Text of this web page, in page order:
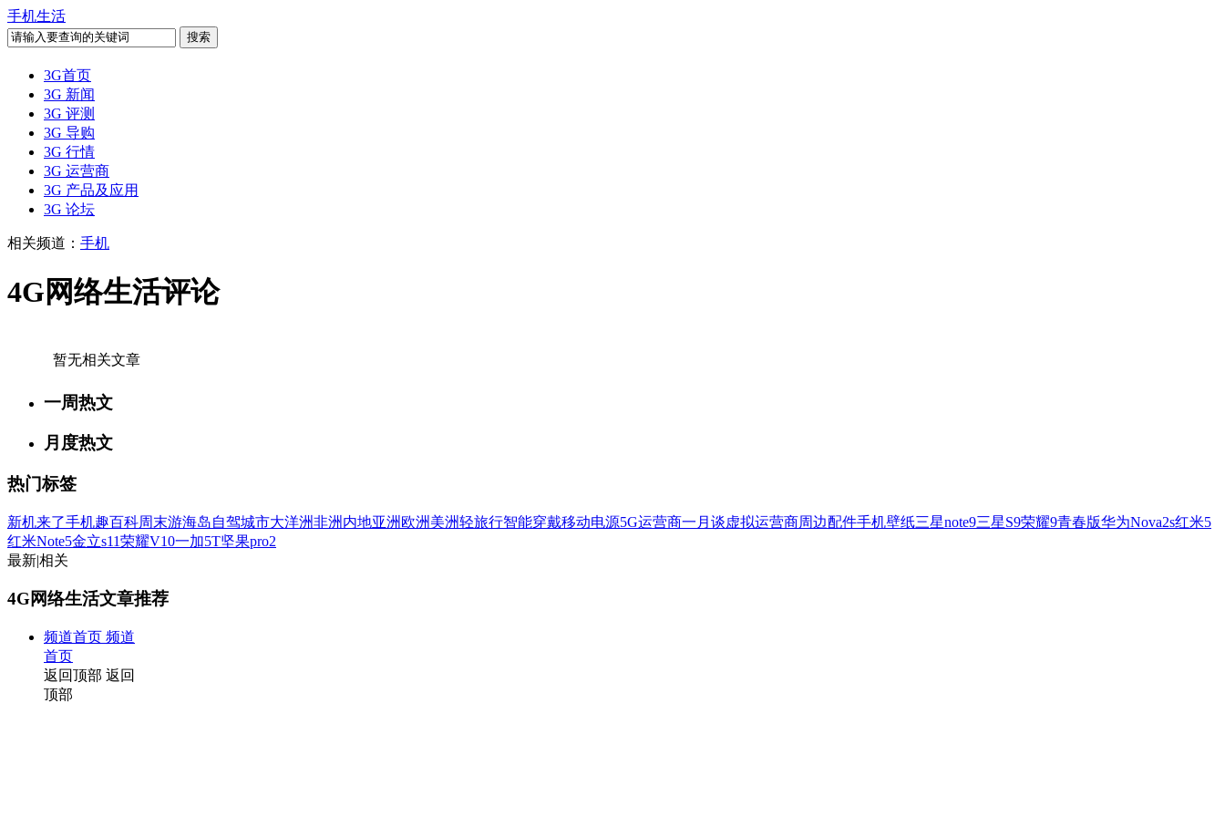
手机生活
3G首页
3G 新闻
3G 评测
3G 导购
3G 行情
3G 运营商
3G 产品及应用
3G 论坛
相关频道： 手机
4G网络生活评论
暂无相关文章
一周热文
月度热文
热门标签
新机来了手机趣百科周末游海岛自驾城市大洋洲非洲 内地亚洲 欧洲 美洲轻旅行智能穿戴移动电源5G运营商一月谈虚拟运营商周边配件手机壁纸三星note9三星S9荣耀9青春版华为Nova2s红米5
红米Note5金立s11荣耀V10一加5T坚果pro2
最新|相关
4G网络生活文章推荐
频道首页 频道
首页
返回顶部 返回
顶部